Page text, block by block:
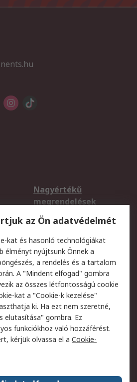
Nagyértékű
megrendelések
Szállítás
Az RS értékesítési
feltételei
Email biztonság
Weboldal felhasználói
szabályzata
az Ön adatvédelmét
kat és hasonló technológiákat
élményt nyújtsunk Önnek a
a rendelés és a tartalom
A "Mindent elfogad" gombra
az összes létfontosságú cookie
kat a "Cookie-k kezelése"
ki. Ha ezt nem szeretné,
elutasítása" gombra. Ez
funkciókhoz való hozzáférést.
kérjük olvassa el a Cookie-